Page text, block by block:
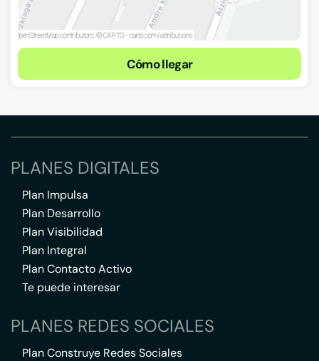
Cómo llegar
PLANES DIGITALES
Plan Impulsa
Plan Desarrollo
Plan Visibilidad
Plan Integral
Plan Contacto Activo
Te puede interesar
PLANES REDES SOCIALES
Plan Construye Redes Sociales